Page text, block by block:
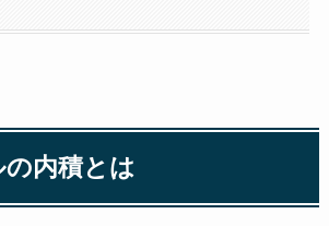
内積とは